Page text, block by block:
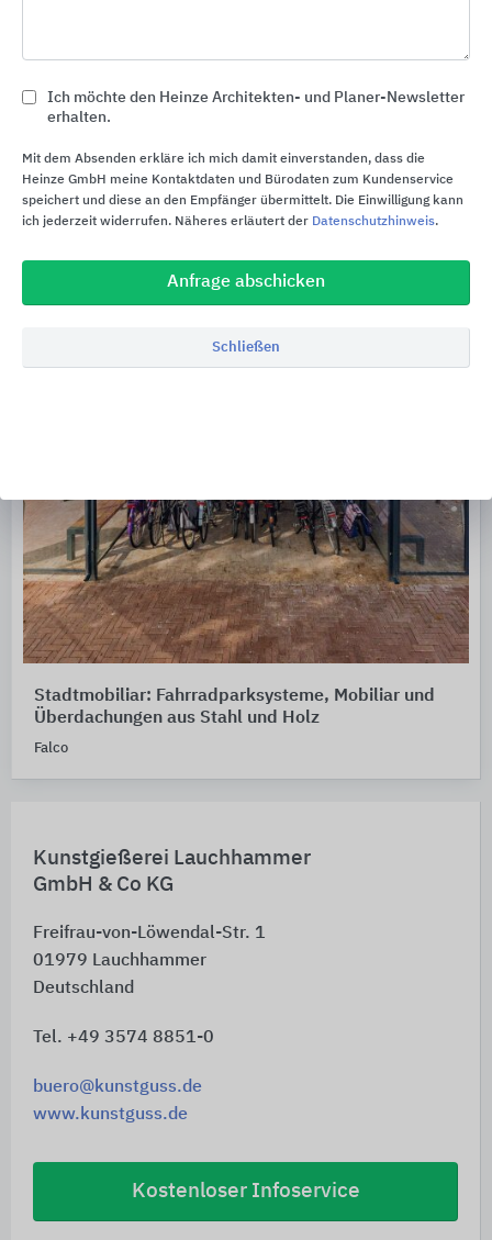
Kunstgießerei Lauchhammer
GmbH & Co KG
Freifrau-von-Löwendal-Str. 1
01979 Lauchhammer
Deutschland
Tel. +49 3574 8851-0
buero@kunstguss.de
www.kunstguss.de
Kostenloser Infoservice
Aluminium Profilsysteme für Fassaden, Fenster und
Türen
WICONA
Stadtmobiliar: Fahrradparksysteme, Mobiliar und
Überdachungen aus Stahl und Holz
Falco
Ich möchte den Heinze Architekten- und Planer-Newsletter
erhalten.
Mit dem Absenden erkläre ich mich damit einverstanden, dass die
Heinze GmbH meine Kontaktdaten und Bürodaten zum Kundenservice
speichert und diese an den Empfänger übermittelt. Die Einwilligung kann
ich jederzeit widerrufen. Näheres erläutert der Datenschutzhinweis.
Anfrage abschicken
Schließen